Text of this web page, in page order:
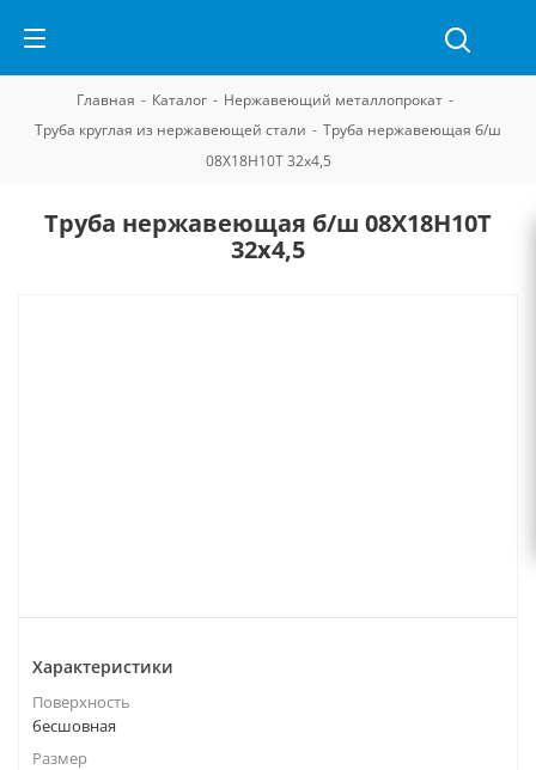
Главная - Каталог - Нержавеющий металлопрокат -
Труба круглая из нержавеющей стали - Труба нержавеющая б/ш
08Х18Н10Т 32х4,5
Труба нержавеющая б/ш 08Х18Н10Т
32х4,5
Характеристики
Поверхность
бесшовная
Размер